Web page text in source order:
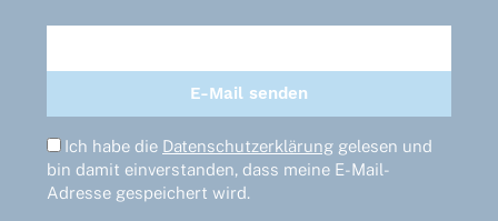
Ich habe die Datenschutzerklärung gelesen und
bin damit einverstanden, dass meine E-Mail-
Adresse gespeichert wird.